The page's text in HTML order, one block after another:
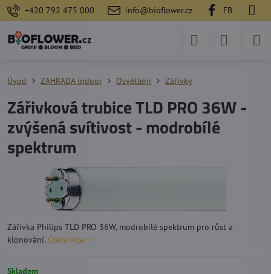
+420 792 475 000 info@bioflower.cz FB
Úvod ZAHRADA indoor Osvětlení Zářivky
Zářivková trubice TLD PRO 36W -
zvýšená svítivost - modrobílé
spektrum
Zářivka Philips TLD PRO 36W, modrobílé spektrum pro růst a
klonování. Čtěte více
Skladem